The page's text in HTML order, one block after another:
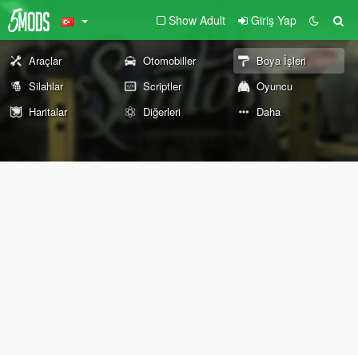
Show Adult Giriş Yap
Araçlar Otomobiller
Boya İşleri
Silahlar
Scriptler
Oyuncu
Haritalar
Diğerleri Daha